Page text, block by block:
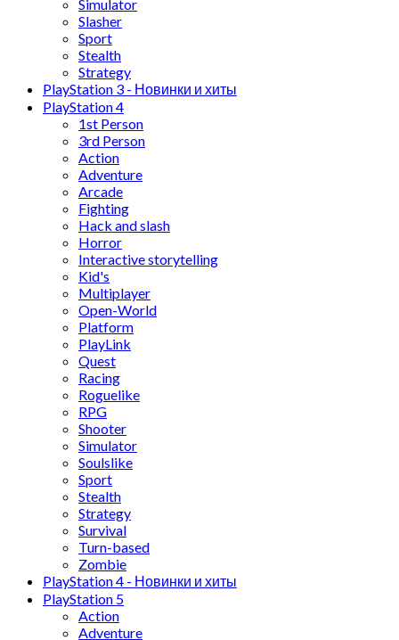
Simulator
Slasher
Sport
Stealth
Strategy
PlayStation 3 - Новинки и хиты
PlayStation 4
1st Person
3rd Person
Action
Adventure
Arcade
Fighting
Hack and slash
Horror
Interactive storytelling
Kid's
Multiplayer
Open-World
Platform
PlayLink
Quest
Racing
Roguelike
RPG
Shooter
Simulator
Soulslike
Sport
Stealth
Strategy
Survival
Turn-based
Zombie
PlayStation 4 - Новинки и хиты
PlayStation 5
Action
Adventure